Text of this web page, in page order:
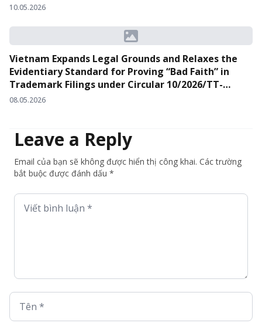
10.05.2026
Vietnam Expands Legal Grounds and Relaxes the
Evidentiary Standard for Proving “Bad Faith” in
Trademark Filings under Circular 10/2026/TT-
BKHCN
08.05.2026
Leave a Reply
Email của bạn sẽ không được hiển thị công khai. Các trường
bắt buộc được đánh dấu *
Viết bình luận *
Tên *